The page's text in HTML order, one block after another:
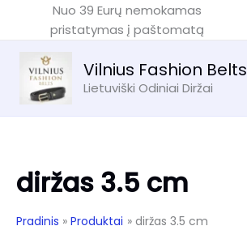
Nuo 39 Eurų nemokamas
pristatymas į paštomatą
Vilnius Fashion Belts
Lietuviški Odiniai Diržai
diržas 3.5 cm
Pradinis Produktai diržas 3.5 cm